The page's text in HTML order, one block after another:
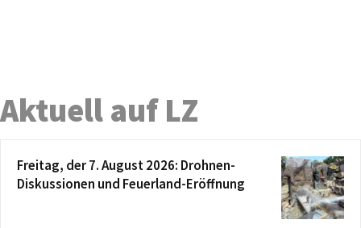
Aktuell auf LZ
Freitag, der 7. August 2026: Drohnen-
Diskussionen und Feuerland-Eröffnung